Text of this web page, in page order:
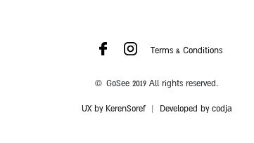
Terms & Conditions
© GoSee 2019 All rights reserved.
UX by KerenSoref| Developed by codja